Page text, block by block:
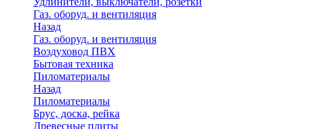
Газ. оборуд. и вентиляция
Назад
Газ. оборуд. и вентиляция
Воздуховод ПВХ
Бытовая техника
Пиломатериалы
Назад
Пиломатериалы
Брус, доска, рейка
Древесные плиты